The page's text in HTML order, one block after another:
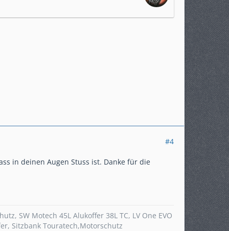
#4
in deinen Augen Stuss ist. Danke für die
SW Motech 45L Alukoffer 38L TC, LV One EVO
Sitzbank Touratech,Motorschutz